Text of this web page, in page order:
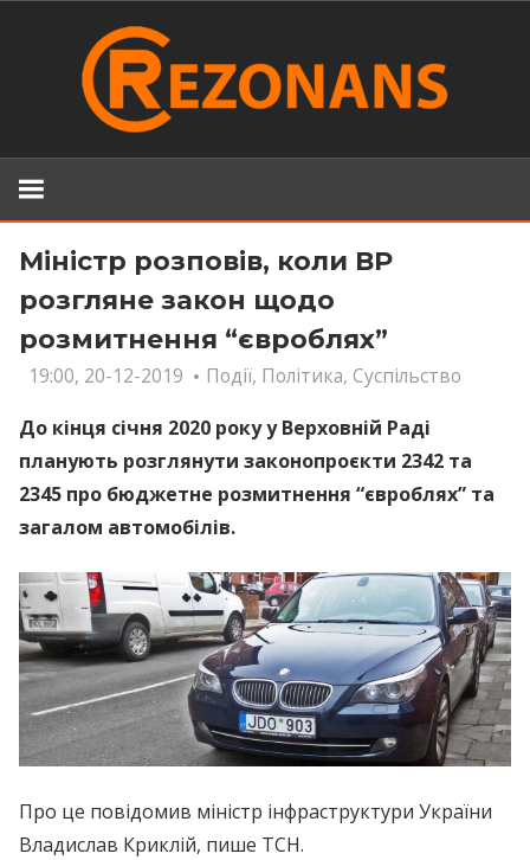
Міністр розповів, коли ВР
розгляне закон щодо
розмитнення “євроблях”
19:00, 20-12-2019 Події, Політика, Суспільство
До кінця січня 2020 року у Верховній Раді
планують розглянути законопроєкти 2342 та
2345 про бюджетне розмитнення “євроблях” та
загалом автомобілів.
Про це повідомив міністр інфраструктури України
Владислав Криклій, пише ТСН.